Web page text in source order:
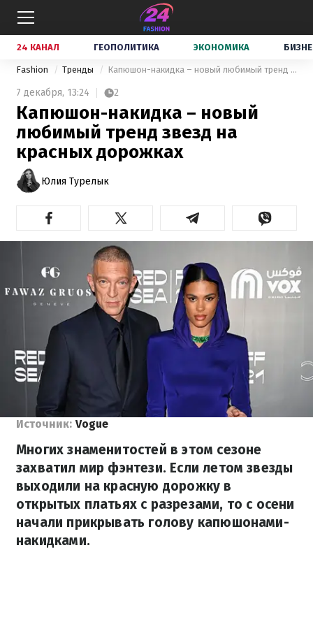
24 КАНАЛ ГЕОПОЛИТИКА ЭКОНОМИКА
Fashion Тренды Капюшон-накидка – новый любимый тренд звезд на красных дорожках
7 декабря, 13:24 2
Капюшон-накидка – новый
любимый тренд звезд на
красных дорожках
Юлия Турелык
Источник: Vogue
Многих знаменитостей в этом сезоне
захватил мир фэнтези. Если летом звезды
выходили на красную дорожку в
открытых платьях с разрезами, то с осени
начали прикрывать голову капюшонами-
накидками.